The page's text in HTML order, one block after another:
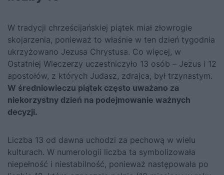
W tradycji chrześcijańskiej piątek miał złowrogie
skojarzenia, ponieważ to właśnie w ten dzień tygodnia
ukrzyżowano Jezusa Chrystusa. Co więcej, w
Ostatniej Wieczerzy uczestniczyło 13 osób – Jezus i 12
apostołów, z których Judasz, zdrajca, był trzynastym.
W średniowieczu piątek często uważano za
niekorzystny dzień na podejmowanie ważnych
decyzji.
Liczba 13 od dawna uchodzi za pechową w wielu
kulturach. W numerologii liczba ta symbolizowała
niepełność i niestabilność, ponieważ następowała po